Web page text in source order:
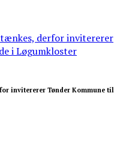
invitererer Tønder Kommune til